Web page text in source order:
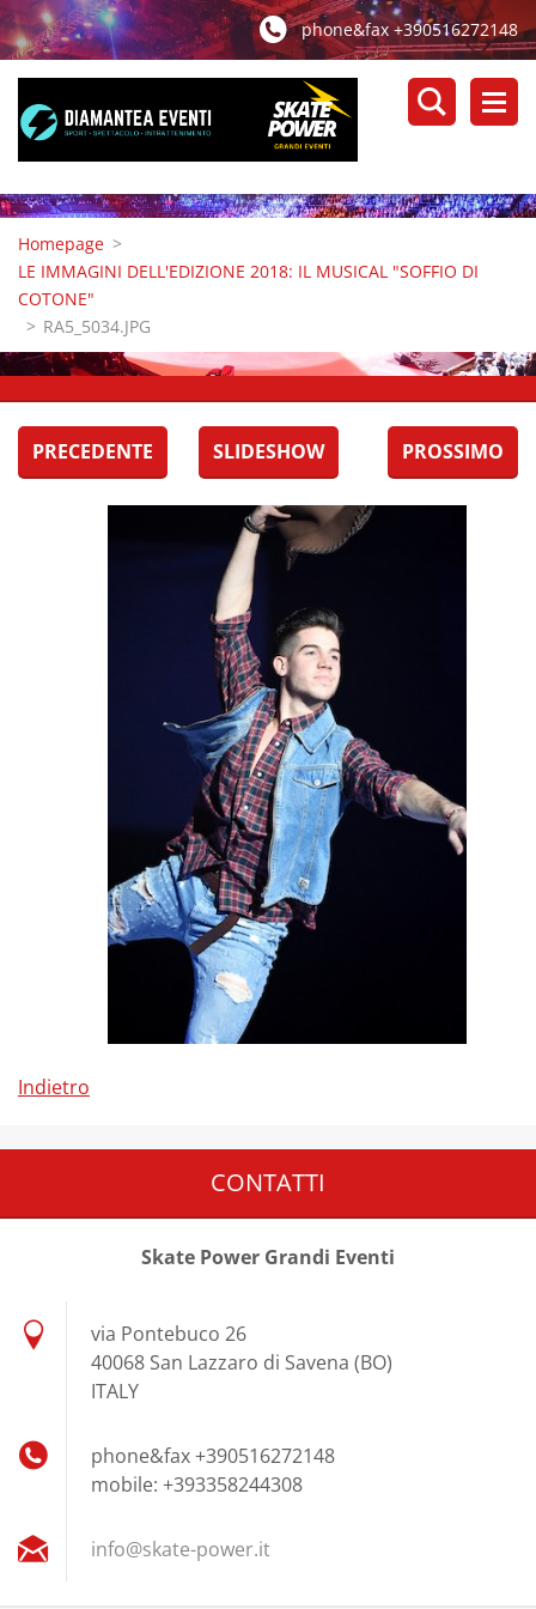
phone&fax +390516272148
Homepage >
LE IMMAGINI DELL'EDIZIONE 2018: IL MUSICAL "SOFFIO DI
COTONE"
> RA5_5034.JPG
PRECEDENTE SLIDESHOW PROSSIMO
Indietro
CONTATTI
Skate Power Grandi Eventi
via Pontebuco 26
40068 San Lazzaro di Savena (BO)
ITALY
phone&fax +390516272148
mobile: +393358244308
info@skate-power.it